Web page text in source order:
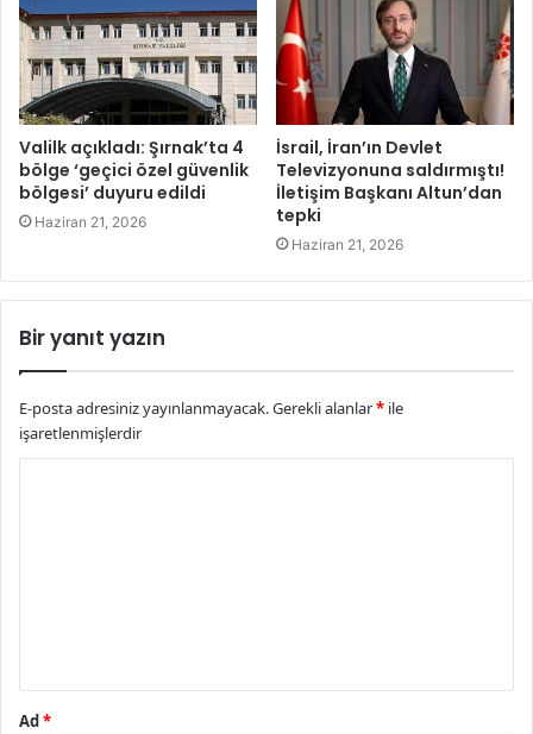
Valilk açıkladı: Şırnak’ta 4
bölge ‘geçici özel güvenlik
bölgesi’ duyuru edildi
Haziran 21, 2026
İsrail, İran’ın Devlet
Televizyonuna saldırmıştı!
İletişim Başkanı Altun’dan
tepki
Haziran 21, 2026
Bir yanıt yazın
E-posta adresiniz yayınlanmayacak.Gerekli alanlar* ile
işaretlenmişlerdir
Ad*